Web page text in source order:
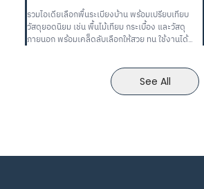
รวมไอเดียเลือกพื้นระเบียงบ้าน พร้อมเปรียบเทียบ
วัสดุยอดนิยม เช่น พื้นไม้เทียม กระเบื้อง และวัสดุ
ภายนอก พร้อมเคล็ดลับเลือกให้สวย ทน ใช้งานได้
See All